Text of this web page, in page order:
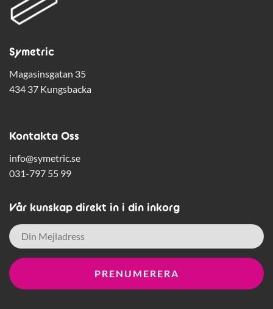
Symetric
Magasinsgatan 35
434 37 Kungsbacka
Kontakta Oss
info@symetric.se
031-797 55 99
Vår kunskap direkt in i din inkorg
E-
post *